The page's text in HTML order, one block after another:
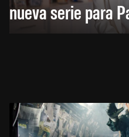
nueva serie para